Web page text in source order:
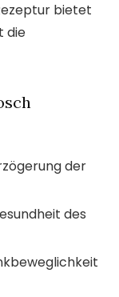
bietet
die
der
des